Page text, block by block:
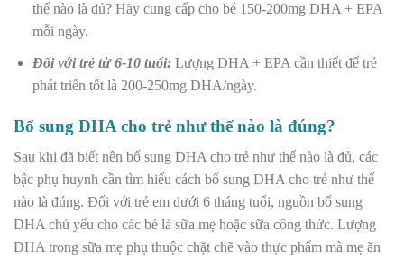
thế nào là đủ? Hãy cung cấp cho bé 150-200mg DHA + EPA
mỗi ngày.
Đối với trẻ từ 6-10 tuổi:Lượng DHA + EPA cần thiết để trẻ
phát triển tốt là 200-250mg DHA/ngày.
Bổ sung DHA cho trẻ như thế nào là đúng?
Sau khi đã biết nên bổ sung DHA cho trẻ như thế nào là đủ, các
bậc phụ huynh cần tìm hiểu cách bổ sung DHA cho trẻ như thế
nào là đúng. Đối với trẻ em dưới 6 tháng tuổi, nguồn bổ sung
DHA chủ yếu cho các bé là sữa mẹ hoặc sữa công thức. Lượng
DHA trong sữa mẹ phụ thuộc chặt chẽ vào thực phẩm mà mẹ ăn